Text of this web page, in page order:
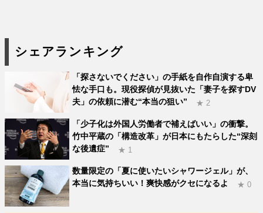
シェアランキング
「探さないでください」の手紙を自作自演する卑
怯な手口も。現役探偵が見抜いた「妻子を探すDV
夫」の依頼に潜む“本当の狙い”
★ 2
「少子化は外国人労働者で補えばいい」の衝撃。
竹中平蔵の「構造改革」が日本にもたらした“深刻
な後遺症”
★ 1
数量限定の「夏に使いたいシャワージェル」が、
本当に気持ちいい！爽快感がクセになるよ
★ 0